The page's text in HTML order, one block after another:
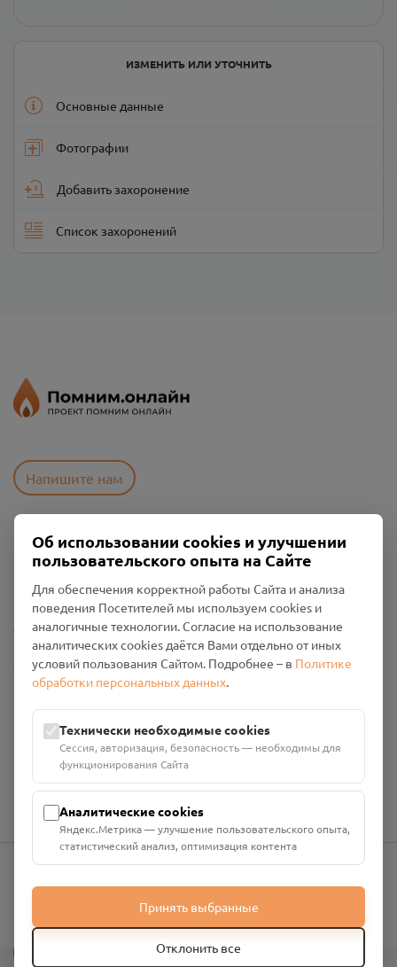
ИЗМЕНИТЬ ИЛИ УТОЧНИТЬ
Основные данные
Фотографии
Добавить захоронение
Список захоронений
Напишите нам
Пользовательское соглашение
Политика конфиденциальности
Промо-материалы
Настройки cookies
Общество с ограниченной ответственностью «Смоленский
Проект Помним»
Юридический адрес: 216790, Смоленская область, р-н
Руднянский, г. Рудня, улица Западная, д. 26А, пом. 18
Номер счёта: 40702810901130004287 в АО "АЛЬФА-БАНК"
Кор. счёт: 30101810200000000593
info@pomnim.online
Об использовании cookies и улучшении
пользовательского опыта на Сайте
Для обеспечения корректной работы Сайта и анализа
поведения Посетителей мы используем cookies и
аналогичные технологии. Согласие на использование
аналитических cookies даётся Вами отдельно от иных
условий пользования Сайтом. Подробнее – в Политике
обработки персональных данных.
Технически необходимые cookies
Сессия, авторизация, безопасность — необходимы для
функционирования Сайта
Аналитические cookies
Яндекс.Метрика — улучшение пользовательского опыта,
статистический анализ, оптимизация контента
Принять выбранные
Отклонить все